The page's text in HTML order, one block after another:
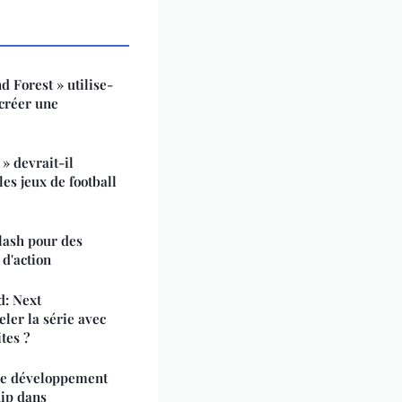
Forest » utilise-
une
» devrait-il
jeux de football
pour des
Next
la série avec
?
développement
dans